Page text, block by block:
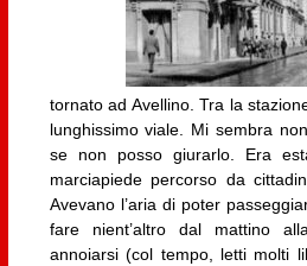
tornato ad Avellino. Tra la
lunghissimo viale. Mi sembra
se non posso giurarlo. Era
marciapiede percorso da
Avevano l’aria di poter
fare nient’altro dal mattino
annoiarsi (col tempo, letti molti